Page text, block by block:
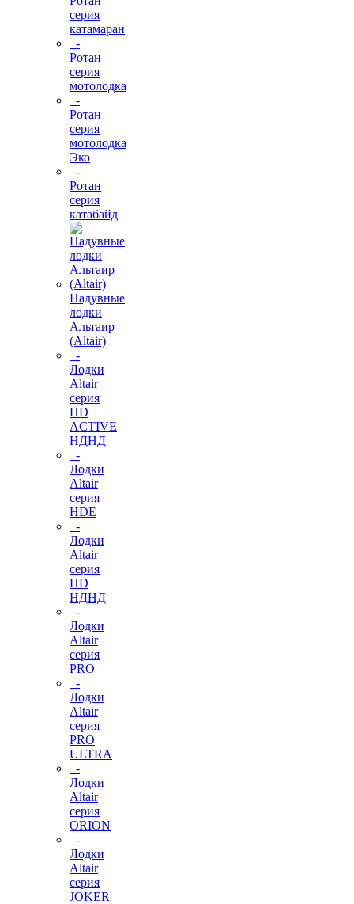
серия
катамаран
-
Ротан
серия
мотолодка
-
Ротан
серия
мотолодка
Эко
-
Ротан
серия
катабайд
Надувные
лодки
Альтаир
(Altair)
-
Лодки
Altair
серия
HD
ACTIVE
НДНД
-
Лодки
Altair
серия
HDE
-
Лодки
Altair
серия
HD
НДНД
-
Лодки
Altair
серия
PRO
-
Лодки
Altair
серия
PRO
ULTRA
-
Лодки
Altair
серия
ORION
-
Лодки
Altair
серия
JOKER